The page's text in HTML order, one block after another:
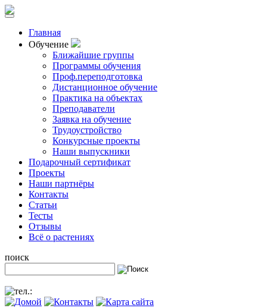
Главная
Обучение
Ближайшие группы
Программы обучения
Проф.переподготовка
Дистанционное обучение
Практика на объектах
Преподаватели
Заявка на обучение
Трудоустройство
Конкурсные проекты
Наши выпускники
Подарочный сертификат
Проекты
Наши партнёры
Контакты
Статьи
Тесты
Отзывы
Всё о растениях
поиск